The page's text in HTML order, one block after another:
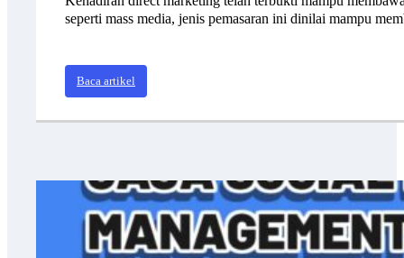
seperti mass media, jenis pemasaran ini dinilai mampu
Baca artikel